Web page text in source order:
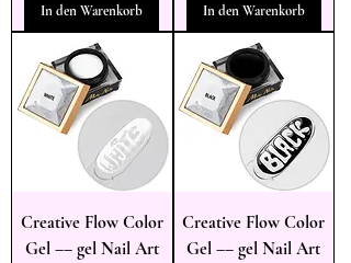
In den Warenkorb In den Warenkorb
Creative Flow Color
Gel –– gel Nail Art
Creative Flow Color
Gel –– gel Nail Art